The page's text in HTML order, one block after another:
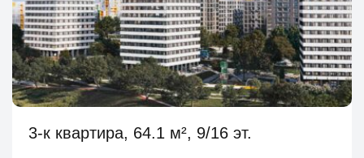
3-к квартира, 64.1 м², 9/16 эт.